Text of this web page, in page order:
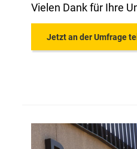
Vielen Dank für Ihre
Jetzt an der Umfrage